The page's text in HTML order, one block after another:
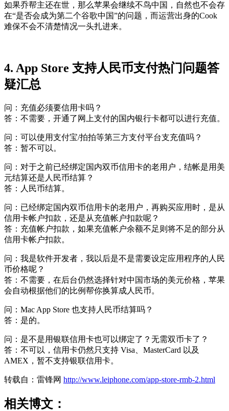
如果乔帮主还在世，那么苹果会继续不鸟中国，自然也不会存
在“是否会成为第二个谷歌中国”的问题，而运营出身的Cook
难保不会不清楚情况一头扎进来。
4. App Store 支持人民币支付热门问题答
疑汇总
问：充值必须要信用卡吗？
答：不需要，开通了网上支付的国内银行卡都可以进行充值。
问：可以使用支付宝/拍拍等第三方支付平台支充值吗？
答：暂不可以。
问：对于之前已经绑定国内双币信用卡的老用户，结帐是用美
元结算还是人民币结算？
答：人民币结算。
问：已经绑定国内双币信用卡的老用户，再购买应用时，是从
信用卡帐户扣款，还是从充值帐户扣款呢？
答：充值帐户扣款，如果充值帐户余额不足则将不足的部分从
信用卡帐户扣款。
问：我是软件开发者，我以后是不是需要设定应用程序的人民
币价格呢？
答：不需要，在后台仍然选择针对中国市场的美元价格，苹果
会自动根据他们的比例帮你换算成人民币。
问：Mac App Store 也支持人民币结算吗？
答：是的。
问：是不是用银联信用卡也可以绑定了？无需双币卡了？
答：不可以，信用卡仍然只支持 Visa、MasterCard 以及
AMEX，暂不支持银联信用卡。
转载自：雷锋网 http://www.leiphone.com/app-store-rmb-2.html
相关博文：